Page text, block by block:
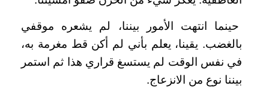
حينما انتهت الأمور بيننا، لم يشعره موقفي
بالغضب. يقينا، يعلم بأني لم أكن قط مغرمة به،
في نفس الوقت لم يستسغ قراري هذا ثم استمر
بيننا نوع من الانزعاج.